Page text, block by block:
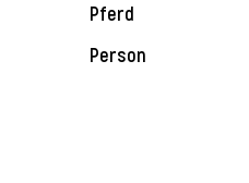
Pferd
Person